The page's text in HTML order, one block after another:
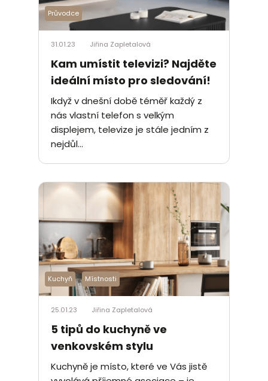
Průvodce
31.01.23 Jiřina Zapletalová
Kam umístit televizi? Najděte
ideální místo pro sledování!
Ikdyž v dnešní době téměř každý z
nás vlastní telefon s velkým
displejem, televize je stále jedním z
nejdůl...
Kuchyň Místnosti
25.01.23 Jiřina Zapletalová
5 tipů do kuchyně ve
venkovském stylu
Kuchyně je místo, které ve Vás jistě